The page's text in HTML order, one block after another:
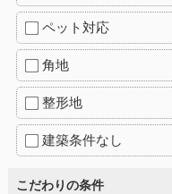
ペット対応
角地
整形地
建築条件なし
こだわりの条件